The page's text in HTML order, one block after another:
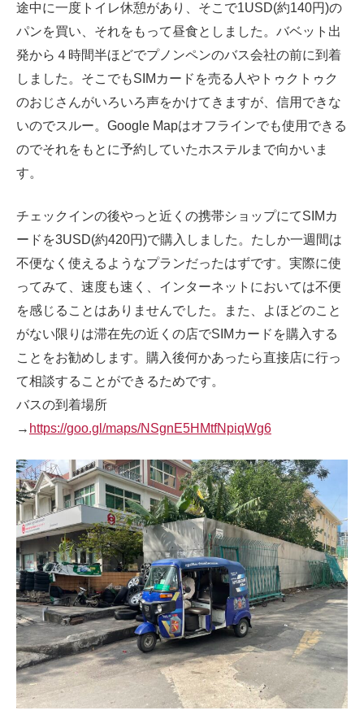
途中に一度トイレ休憩があり、そこで1USD(約140円)の
パンを買い、それをもって昼食としました。バベット出
発から４時間半ほどでプノンペンのバス会社の前に到着
しました。そこでもSIMカードを売る人やトゥクトゥク
のおじさんがいろいろ声をかけてきますが、信用できな
いのでスルー。Google Mapはオフラインでも使用できる
のでそれをもとに予約していたホステルまで向かいま
す。
チェックインの後やっと近くの携帯ショップにてSIMカ
ードを3USD(約420円)で購入しました。たしか一週間は
不便なく使えるようなプランだったはずです。実際に使
ってみて、速度も速く、インターネットにおいては不便
を感じることはありませんでした。また、よほどのこと
がない限りは滞在先の近くの店でSIMカードを購入する
ことをお勧めします。購入後何かあったら直接店に行っ
て相談することができるためです。
バスの到着場所
→ https://goo.gl/maps/NSgnE5HMtfNpiqWg6